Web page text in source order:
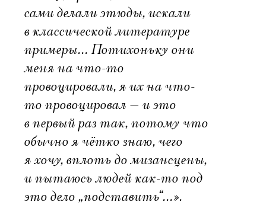
сами делали этюды, искали
в классической литературе
примеры… Потихоньку они
меня на что-то
провоцировали, я их на что-
то провоцировал — и это
в первый раз так, потому что
обычно я чётко знаю, чего
я хочу, вплоть до мизансцены,
и пытаюсь людей как-то под
это дело „подставить“…».